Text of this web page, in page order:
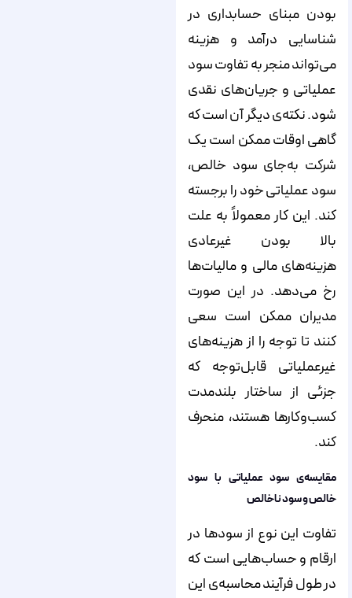
بودن مبنای حسابداری در
شناسایی درآمد و هزینه
می‌تواند منجر به تفاوت سود
عملیاتی و جریان‌های نقدی
شود. نکته‌ی دیگر آن است که
گاهی اوقات ممکن است یک
شرکت به‌جای سود خالص،
سود عملیاتی خود را برجسته
کند. این کار معمولاً به علت
بالا بودن غیرعادی
هزینه‌های مالی و مالیات‌ها
رخ می‌دهد. در این صورت
مدیران ممکن است سعی
کنند تا توجه را از هزینه‌های
غیرعملیاتی قابل‌توجه که
جزئی از ساختار بلندمدت
کسب‌وکارها هستند، منحرف
کند.
مقایسه‌ی سود عملیاتی با سود
خالص و سود ناخالص
تفاوت این نوع از سودها در
ارقام و حساب­‌هایی است که
در طول فرآیند محاسبه‌­ی این